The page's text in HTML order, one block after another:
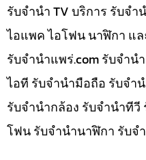
รับจำนำ TV บริการ รับจ
ไอแพค ไอโฟน นาฬิกา แ
รับจํานําแพร่.com รับจำน
ไอที รับจำนำมือถือ รับจำ
รับจำนำกล้อง รับจำนำที
โฟน รับจำนำนาฬิกา รับจ